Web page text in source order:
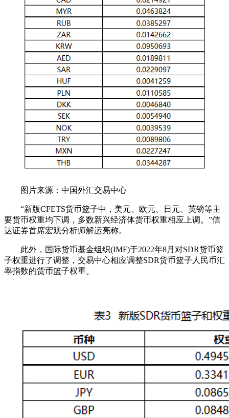
图片来源：中国外汇交易中心
“新版CFETS货币篮子中，美元、欧元、日元、英镑等主
要货币权重均下调，多数新兴经济体货币权重相应上调。”信
达证券首席宏观分析师解运亮称。
此外，国际货币基金组织(IMF)于2022年8月对SDR货币篮
子权重进行了调整，交易中心相应调整SDR货币篮子人民币汇
率指数的货币篮子权重。